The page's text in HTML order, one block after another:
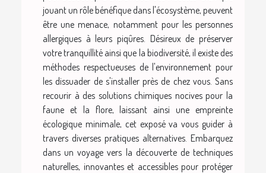
jouant un rôle bénéfique dans l'écosystème, peuvent
être une menace, notamment pour les personnes
allergiques à leurs piqûres. Désireux de préserver
votre tranquillité ainsi que la biodiversité, il existe des
méthodes respectueuses de l'environnement pour
les dissuader de s'installer près de chez vous. Sans
recourir à des solutions chimiques nocives pour la
faune et la flore, laissant ainsi une empreinte
écologique minimale, cet exposé va vous guider à
travers diverses pratiques alternatives. Embarquez
dans un voyage vers la découverte de techniques
naturelles, innovantes et accessibles pour protéger